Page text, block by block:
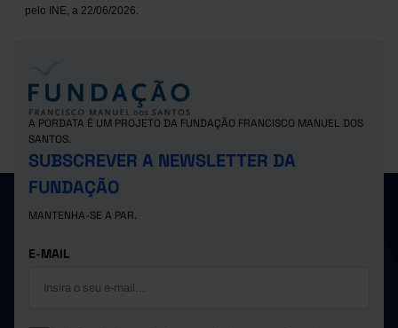
pelo INE, a 22/06/2026.
A PORDATA É UM PROJETO DA FUNDAÇÃO FRANCISCO MANUEL DOS
SANTOS.
SUBSCREVER A NEWSLETTER DA
FUNDAÇÃO
MANTENHA-SE A PAR.
E-MAIL